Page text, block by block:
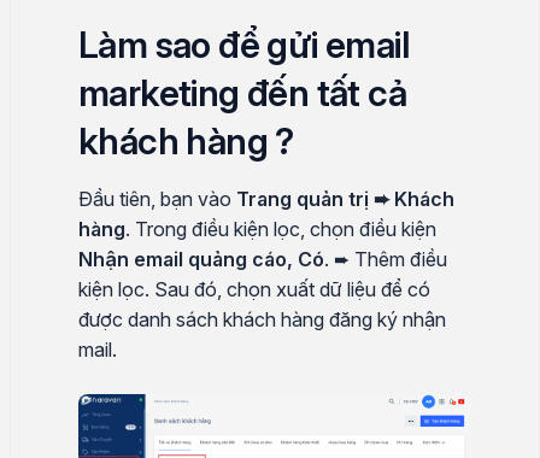
Làm sao để gửi email
marketing đến tất cả
khách hàng ?
Đầu tiên, bạn vào Trang quản trị ➨ Khách
hàng. Trong điều kiện lọc, chọn điều kiện
Nhận email quảng cáo, Có. ➨ Thêm điều
kiện lọc. Sau đó, chọn xuất dữ liệu để có
được danh sách khách hàng đăng ký nhận
mail.